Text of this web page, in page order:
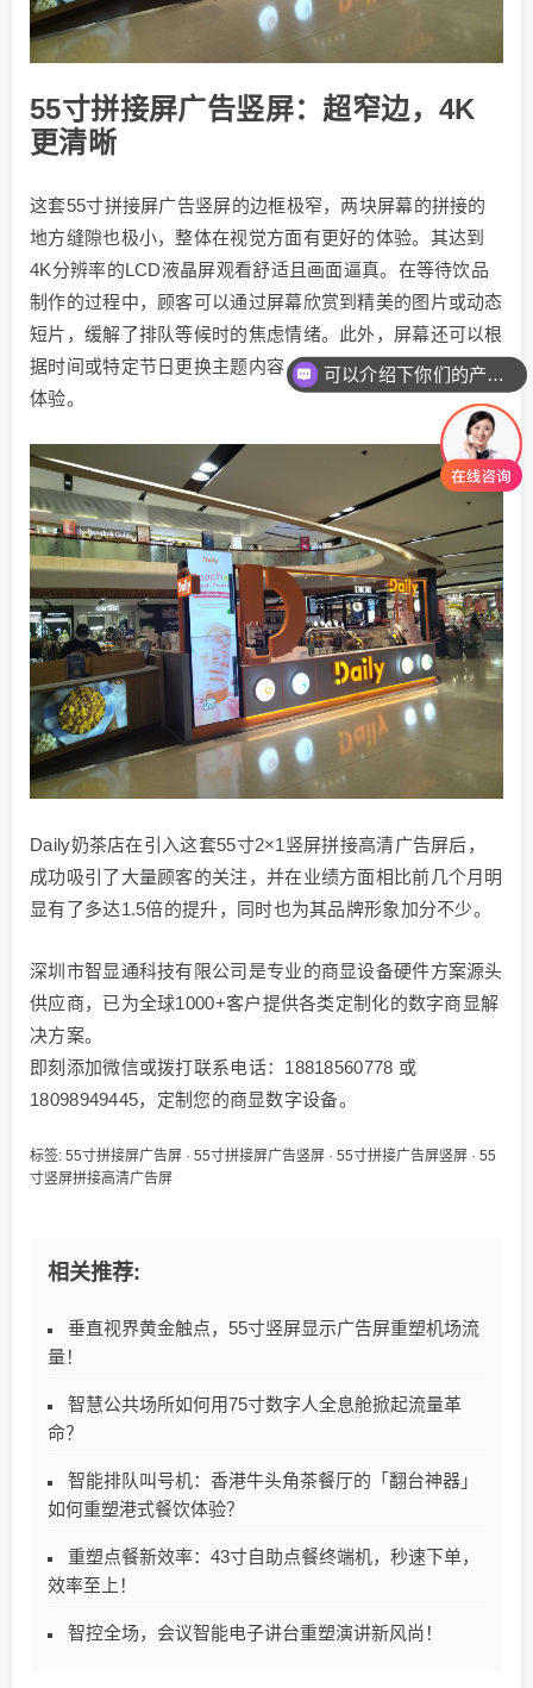
55寸拼接屏广告竖屏：超窄边，4K
更清晰
这套55寸拼接屏广告竖屏的边框极窄，两块屏幕的拼接的
地方缝隙也极小，整体在视觉方面有更好的体验。其达到
4K分辨率的LCD液晶屏观看舒适且画面逼真。在等待饮品
制作的过程中，顾客可以通过屏幕欣赏到精美的图片或动态
短片，缓解了排队等候时的焦虑情绪。此外，屏幕还可以根
据时间或特定节日更换主题内容，为顾客营造出不同的氛围
体验。
Daily奶茶店在引入这套55寸2×1竖屏拼接高清广告屏后，
成功吸引了大量顾客的关注，并在业绩方面相比前几个月明
显有了多达1.5倍的提升，同时也为其品牌形象加分不少。
深圳市智显通科技有限公司是专业的商显设备硬件方案源头
供应商，已为全球1000+客户提供各类定制化的数字商显解
决方案。
即刻添加微信或拨打联系电话：18818560778 或
18098949445，定制您的商显数字设备。
标签: 55寸拼接屏广告屏 · 55寸拼接屏广告竖屏 · 55寸拼接广告屏竖屏 · 55
寸竖屏拼接高清广告屏
相关推荐:
垂直视界黄金触点，55寸竖屏显示广告屏重塑机场流
量！
智慧公共场所如何用75寸数字人全息舱掀起流量革
命？
智能排队叫号机：香港牛头角茶餐厅的「翻台神器」
如何重塑港式餐饮体验？
重塑点餐新效率：43寸自助点餐终端机，秒速下单，
效率至上！
智控全场，会议智能电子讲台重塑演讲新风尚！
可以介绍下你们的产品么